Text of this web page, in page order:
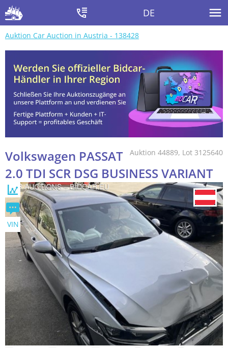
DE
Auktion Car Auction in Austria - 138428
Auktion 44889, Lot 3125640
Volkswagen PASSAT
2.0 TDI SCR DSG BUSINESS VARIANT
VIN